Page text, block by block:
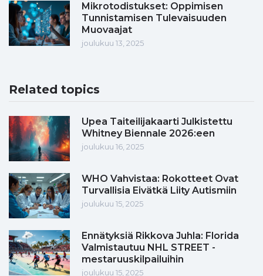
Mikrotodistukset: Oppimisen
Tunnistamisen Tulevaisuuden
Muovaajat
joulukuu 13, 2025
Related topics
Upea Taiteilijakaarti Julkistettu
Whitney Biennale 2026:een
joulukuu 16, 2025
WHO Vahvistaa: Rokotteet Ovat
Turvallisia Eivätkä Liity Autismiin
joulukuu 15, 2025
Ennätyksiä Rikkova Juhla: Florida
Valmistautuu NHL STREET -
mestaruuskilpailuihin
joulukuu 15, 2025